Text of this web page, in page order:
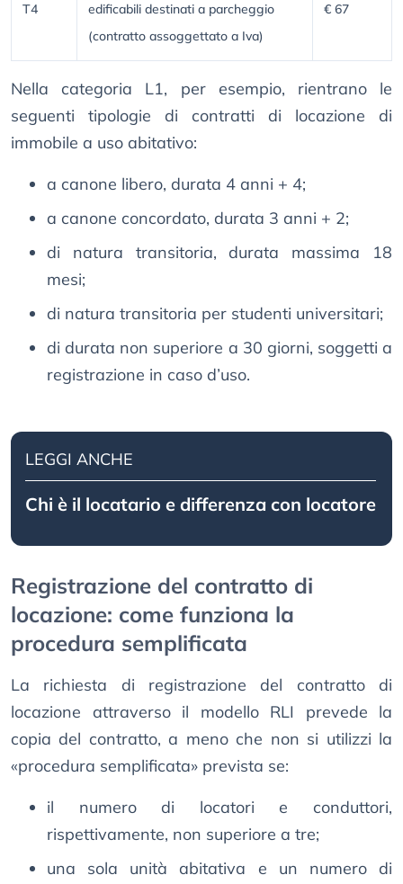
T4
edificabili destinati a parcheggio
(contratto assoggettato a Iva)
€ 67
Nella categoria L1, per esempio, rientrano le
seguenti tipologie di contratti di locazione di
immobile a uso abitativo:
a canone libero, durata 4 anni + 4;
a canone concordato, durata 3 anni + 2;
di natura transitoria, durata massima 18
mesi;
di natura transitoria per studenti universitari;
di durata non superiore a 30 giorni, soggetti a
registrazione in caso d’uso.
LEGGI ANCHE
Chi è il locatario e differenza con locatore
Registrazione del contratto di
locazione: come funziona la
procedura semplificata
La richiesta di registrazione del contratto di
locazione attraverso il modello RLI prevede la
copia del contratto, a meno che non si utilizzi la
«procedura semplificata» prevista se:
il numero di locatori e conduttori,
rispettivamente, non superiore a tre;
una sola unità abitativa e un numero di